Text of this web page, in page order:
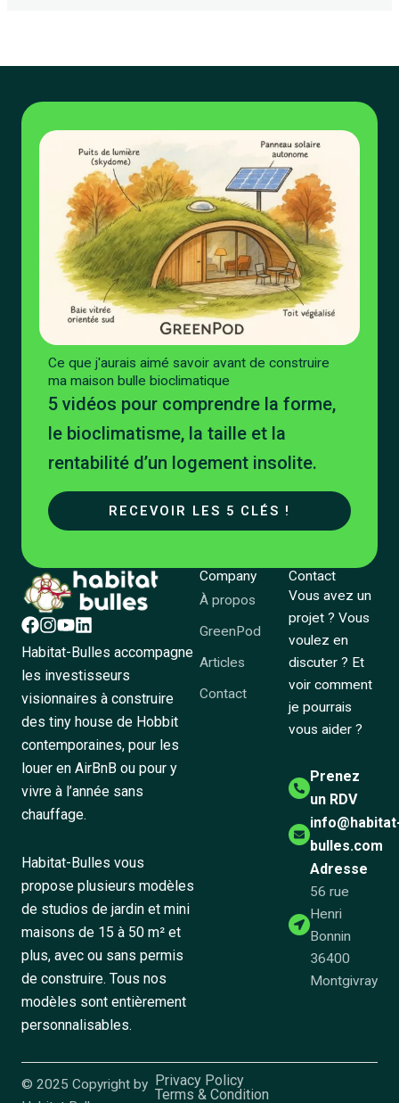
Ce que j'aurais aimé savoir avant de construire
ma maison bulle bioclimatique
5 vidéos pour comprendre la forme,
le bioclimatisme, la taille et la
rentabilité d’un logement insolite.
RECEVOIR LES 5 CLÉS !
Habitat-Bulles accompagne
les investisseurs
visionnaires à construire
des tiny house de Hobbit
contemporaines, pour les
louer en AirBnB ou pour y
vivre à l’année sans
chauffage.
Habitat-Bulles vous
propose plusieurs modèles
de studios de jardin et mini
maisons de 15 à 50 m² et
plus, avec ou sans permis
de construire. Tous nos
modèles sont entièrement
personnalisables.
Company
À propos
GreenPod
Articles
Contact
Contact
Vous avez un
projet ? Vous
voulez en
discuter ? Et
voir comment
je pourrais
vous aider ?
Prenez
un RDV
bulles.com
Adresse
56 rue
Henri
Bonnin
36400
Montgivray
© 2025 Copyright by
Privacy Policy
Terms & Condition